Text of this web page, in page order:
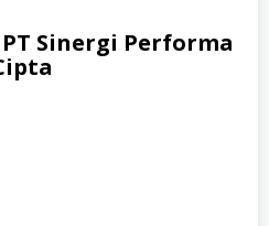
Sinergi Performa